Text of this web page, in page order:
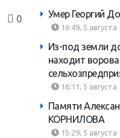
0 Умер Георгий
16:49, 5 августа
Из-под земли
находит
16:11, 5 августа
Памяти
КОРНИЛОВА
15:29, 5 августа